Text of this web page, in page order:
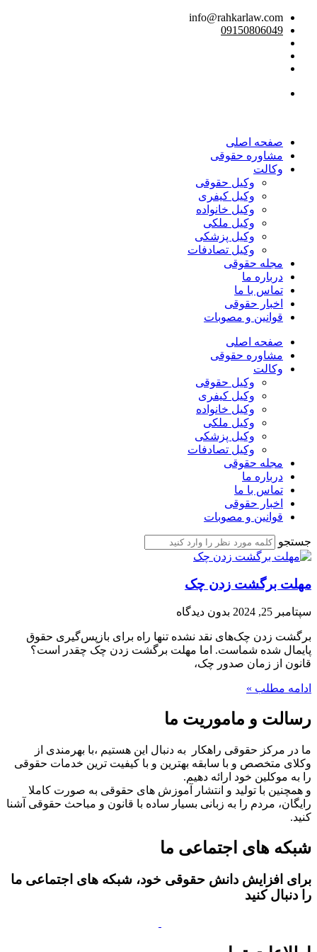
info@rahkarlaw.com
09150806049
صفحه اصلی
مشاوره حقوقی
وکالت
وکیل حقوقی
وکیل کیفری
وکیل خانواده
وکیل ملکی
وکیل پزشکی
وکیل تصادفات
مجله حقوقی
درباره ما
تماس با ما
اخبار حقوقی
قوانین و مصوبات
صفحه اصلی
مشاوره حقوقی
وکالت
وکیل حقوقی
وکیل کیفری
وکیل خانواده
وکیل ملکی
وکیل پزشکی
وکیل تصادفات
مجله حقوقی
درباره ما
تماس با ما
اخبار حقوقی
قوانین و مصوبات
جستجو
مهلت برگشت زدن چک
سپتامبر 25, 2024 بدون دیدگاه
برگشت‌ زدن چک‌های نقد نشده تنها راه برای بازپس‌گیری حقوق
پایمال شده شماست. اما مهلت برگشت زدن چک چقدر است؟
قانون از زمان صدور چک،
ادامه مطلب »
رسالت و ماموریت ما
ما در مرکز حقوقی راهکار به دنبال این هستیم ،با بهرمندی از
وکلای متخصص و با سابقه بهترین و با کیفیت ترین خدمات حقوقی
را به موکلین خود ارائه دهیم.
و همچنین با تولید و انتشار آموزش های حقوقی به صورت کاملا
رایگان، مردم را به زبانی بسیار ساده با قانون و مباحث حقوقی آشنا
کنید.
شبکه های اجتماعی ما
برای افزایش دانش حقوقی خود، شبکه های اجتماعی ما
را دنبال کنید